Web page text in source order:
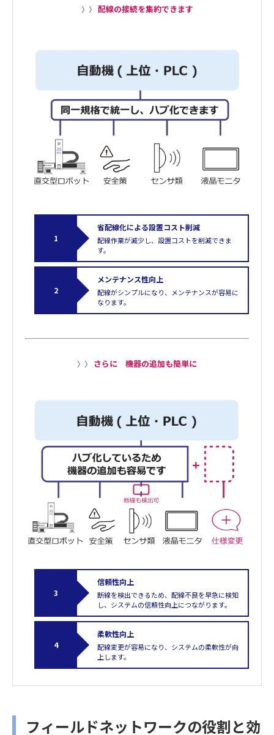
〉〉 配線の接続を集約できます
省配線化による設置コスト削減
配線作業が減少し、設置コストを削減できま
す。
メンテナンス性向上
配線がシンプルになり、メンテナンスが容易に
なります。
〉〉 さらに 機器の追加も簡単に
信頼性向上
断線を検出できるため、配線不良を早急に検知
し、システムの信頼性向上につながります。
柔軟性向上
配線変更が容易になり、システムの柔軟性が向
上します。
フィールドネットワークの役割と効